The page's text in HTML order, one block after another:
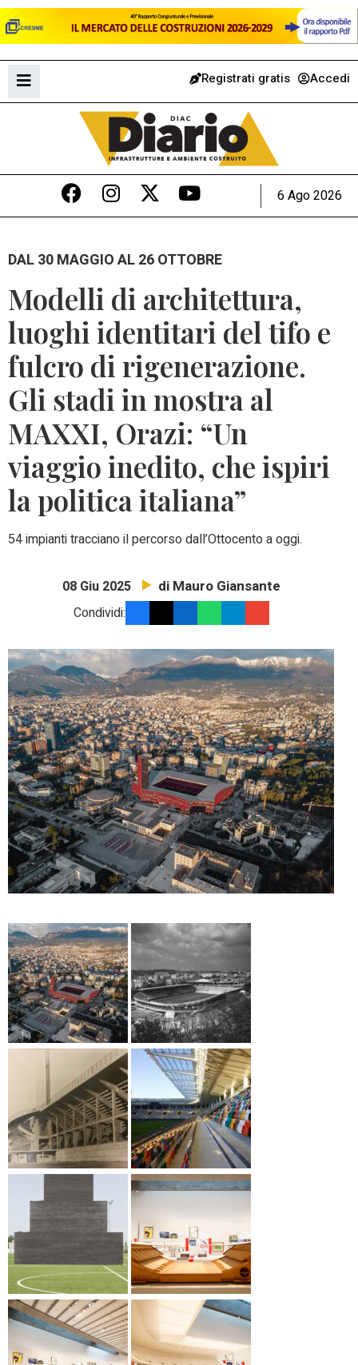
Registrati gratis Accedi
6 Ago 2026
DAL 30 MAGGIO AL 26 OTTOBRE
Modelli di architettura,
luoghi identitari del tifo e
fulcro di rigenerazione.
Gli stadi in mostra al
MAXXI, Orazi: “Un
viaggio inedito, che ispiri
la politica italiana”
54 impianti tracciano il percorso dall’Ottocento a oggi.
08 Giu 2025 di Mauro Giansante
Condividi: